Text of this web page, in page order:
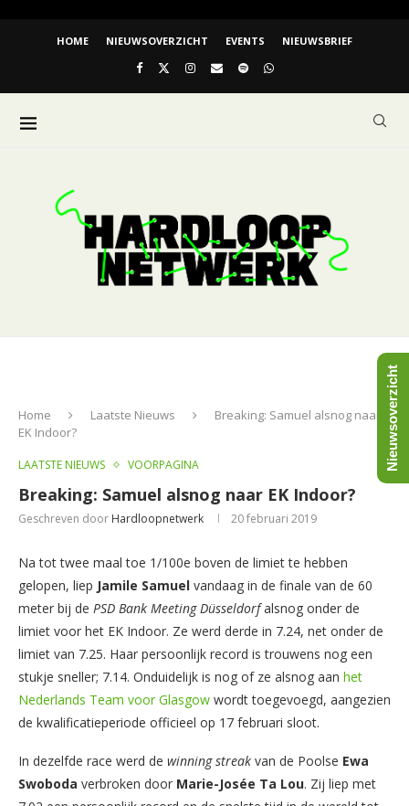
HOME NIEUWSOVERZICHT EVENTS NIEUWSBRIEF
Home Laatste Nieuws
Breaking: Samuel alsnog naar
EK Indoor?
LAATSTE NIEUWS VOORPAGINA
Breaking: Samuel alsnog naar EK Indoor?
Geschreven door Hardloopnetwerk 20 februari 2019
Na tot twee maal toe 1/100e boven de limiet te hebben
gelopen, liep Jamile Samuel vandaag in de finale van de 60
meter bij de PSD Bank Meeting Düsseldorfalsnog onder de
limiet voor het EK Indoor. Ze werd derde in 7.24, net onder de
limiet van 7.25. Haar persoonlijk record is trouwens nog een
stukje sneller; 7.14. Onduidelijk is nog of ze alsnog aan het
Nederlands Team voor Glasgow wordt toegevoegd, aangezien
de kwalificatieperiode officieel op 17 februari sloot.
In dezelfde race werd de winning streak van de Poolse Ewa
Swoboda verbroken door Marie-Josée Ta Lou. Zij liep met
Nieuwsoverzicht